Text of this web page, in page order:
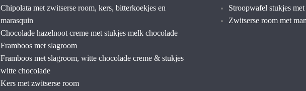
Chipolata met zwitserse room, kers, bitterkoekjes en
marasquin
Chocolade hazelnoot creme met stukjes melk chocolade
Framboos met slagroom
Framboos met slagroom, witte chocolade creme & stukjes
witte chocolade
Kers met zwitserse room
Stroopwafel stukjes
Zwitserse room met